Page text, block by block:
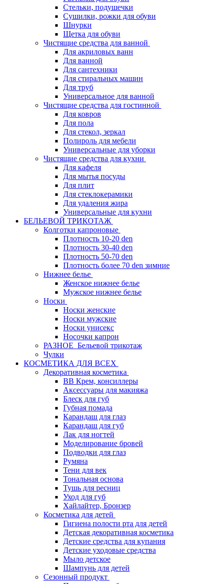
Стельки, подушечки
Сушилки, рожки для обуви
Шнурки
Щетка для обуви
Чистящие средства для ванной
Для акриловых ванн
Для ванной
Для сантехники
Для стиральных машин
Для труб
Универсальное для ванной
Чистящие средства для гостинной
Для ковров
Для пола
Для стекол, зеркал
Полироль для мебели
Универсальные для уборки
Чистящие средства для кухни
Для кафеля
Для мытья посуды
Для плит
Для стеклокерамики
Для удаления жира
Универсальные для кухни
БЕЛЬЕВОЙ ТРИКОТАЖ
Колготки капроновые
Плотность 10-20 den
Плотность 30-40 den
Плотность 50-70 den
Плотность более 70 den зимние
Нижнее белье
Женское нижнее белье
Мужское нижнее белье
Носки
Носки женские
Носки мужские
Носки унисекс
Носочки капрон
РАЗНОЕ_Бельевой трикотаж
Чулки
КОСМЕТИКА ДЛЯ ВСЕХ
Декоративная косметика
BB Крем, консиллеры
Аксессуары для макияжа
Блеск для губ
Губная помада
Карандаш для глаз
Карандаш для губ
Лак для ногтей
Моделирование бровей
Подводки для глаз
Румяна
Тени для век
Тональная основа
Тушь для ресниц
Уход для губ
Хайлайтер, Бронзер
Косметика для детей
Гигиена полости рта для детей
Детская декоративная косметика
Детские средства для купания
Детские уходовые средства
Мыло детское
Шампунь для детей
Сезонный продукт